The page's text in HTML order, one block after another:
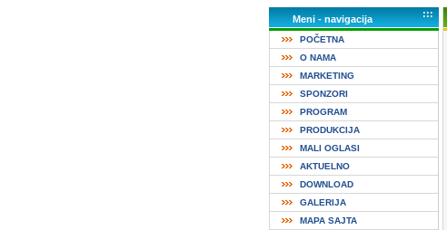
Meni - navigacija :::
POČETNA
O NAMA
MARKETING
SPONZORI
PROGRAM
PRODUKCIJA
MALI OGLASI
AKTUELNO
DOWNLOAD
GALERIJA
MAPA SAJTA